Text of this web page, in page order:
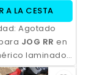
A LA CESTA
Agotado
JOG RR en
laminado,
tinta